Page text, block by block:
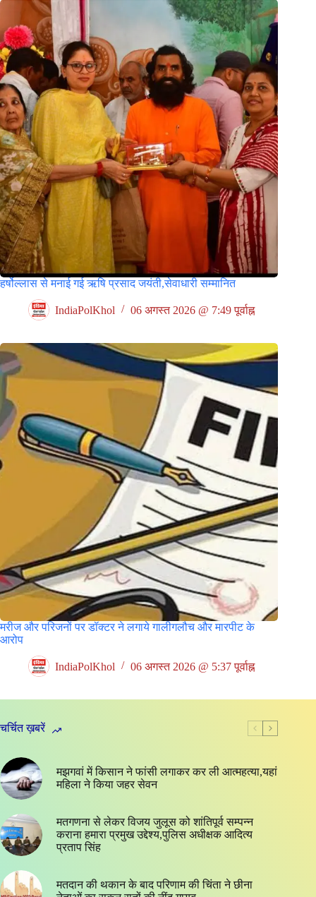
हर्षोल्लास से मनाई गई ऋषि प्रसाद जयंती,सेवाधारी सम्मानित
IndiaPolKhol 06 अगस्त 2026 @ 7:49 पूर्वाह्न
मरीज और परिजनों पर डॉक्टर ने लगाये गालीगलौच और मारपीट के
आरोप
IndiaPolKhol 06 अगस्त 2026 @ 5:37 पूर्वाह्न
चर्चित ख़बरें
मझगवां में किसान ने फांसी लगाकर कर ली आत्महत्या,यहां
महिला ने किया जहर सेवन
मतगणना से लेकर विजय जुलूस को शांतिपूर्व सम्पन्न
कराना हमारा प्रमुख उद्देश्य,पुलिस अधीक्षक आदित्य
प्रताप सिंह
मतदान की थकान के बाद परिणाम की चिंता ने छीना